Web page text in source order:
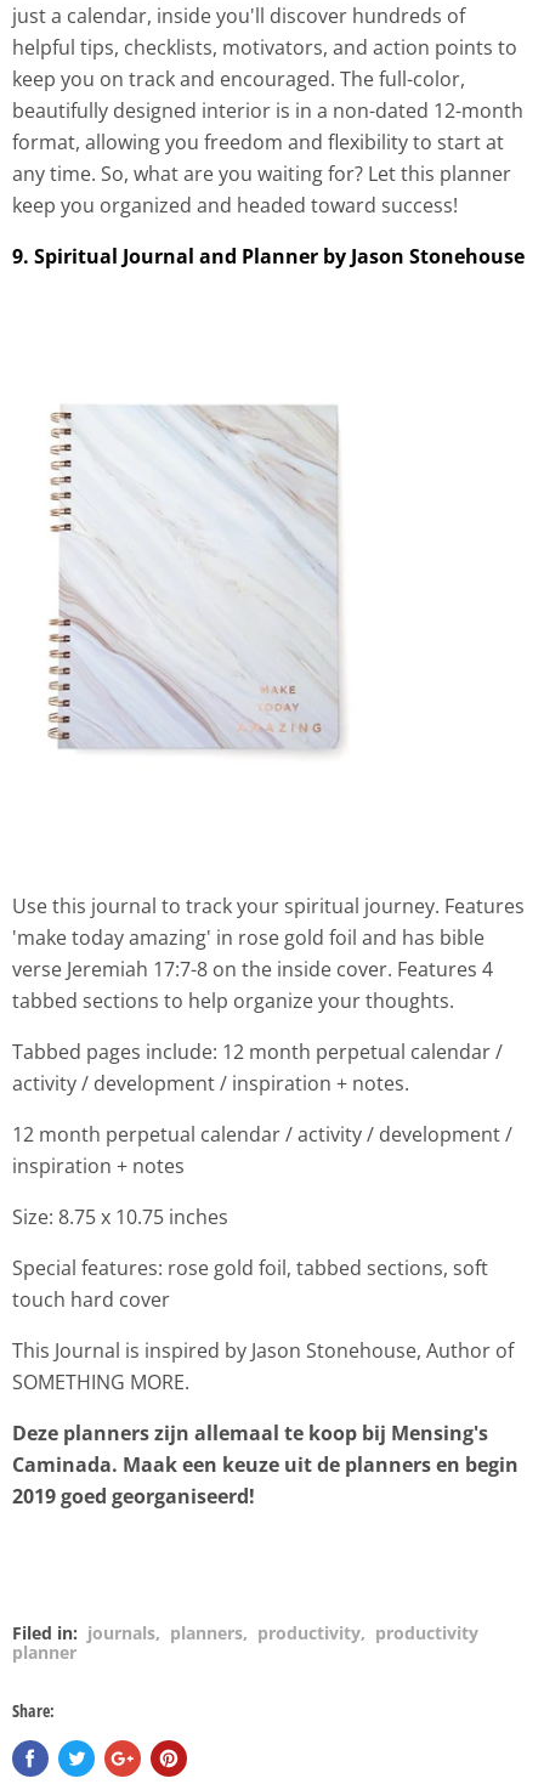
just a calendar, inside you'll discover hundreds of
helpful tips, checklists, motivators, and action points to
keep you on track and encouraged. The full-color,
beautifully designed interior is in a non-dated 12-month
format, allowing you freedom and flexibility to start at
any time. So, what are you waiting for? Let this planner
keep you organized and headed toward success!
9. Spiritual Journal and Planner by Jason Stonehouse
Use this journal to track your spiritual journey. Features
'make today amazing' in rose gold foil and has bible
verse Jeremiah 17:7-8 on the inside cover. Features 4
tabbed sections to help organize your thoughts.
Tabbed pages include: 12 month perpetual calendar /
activity / development / inspiration + notes.
12 month perpetual calendar / activity / development /
inspiration + notes
Size: 8.75 x 10.75 inches
Special features: rose gold foil, tabbed sections, soft
touch hard cover
This Journal is inspired by Jason Stonehouse, Author of
SOMETHING MORE.
Deze planners zijn allemaal te koop bij Mensing's
Caminada. Maak een keuze uit de planners en begin
2019 goed georganiseerd!
Filed in: journals, planners, productivity, productivity
planner
Share: